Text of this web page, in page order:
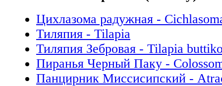
Цихлазома радужная -
Тиляпия - Tilapia
Тиляпия Зебровая - Tilapia
Пиранья Черный Паку -
Панцирник Миссисипский -